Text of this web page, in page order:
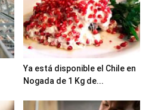
Ya está disponible el Chile en
Nogada de 1 Kg de...